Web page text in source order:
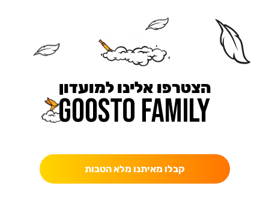
הצטרפו אלינו למועדון
קבלו מאיתנו מלא הטבות